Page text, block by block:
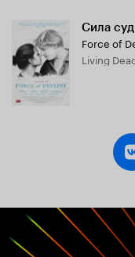
Сила
Force of
Living